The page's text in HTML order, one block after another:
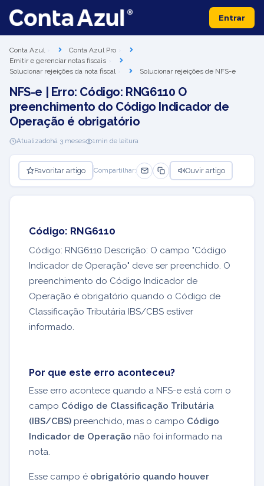
Entrar
Conta Azul
Conta Azul Pro
Emitir e gerenciar notas fiscais
Solucionar rejeições da nota fiscal
Solucionar rejeições de NFS-e
NFS-e | Erro: Código: RNG6110 O
preenchimento do Código Indicador de
Operação é obrigatório
Atualizadohá 3 meses 1min de leitura
Favoritar artigo Compartilhar: Ouvir artigo
Código: RNG6110
Código: RNG6110 Descrição: O campo "Código
Indicador de Operação" deve ser preenchido. O
preenchimento do Código Indicador de
Operação é obrigatório quando o Código de
Classificação Tributária IBS/CBS estiver
informado.
Por que este erro aconteceu?
Esse erro acontece quando a NFS-e está com o
campo Código de Classificação Tributária
(IBS/CBS) preenchido, mas o campo Código
Indicador de Operação não foi informado na
nota.
Esse campo é obrigatório quando houver